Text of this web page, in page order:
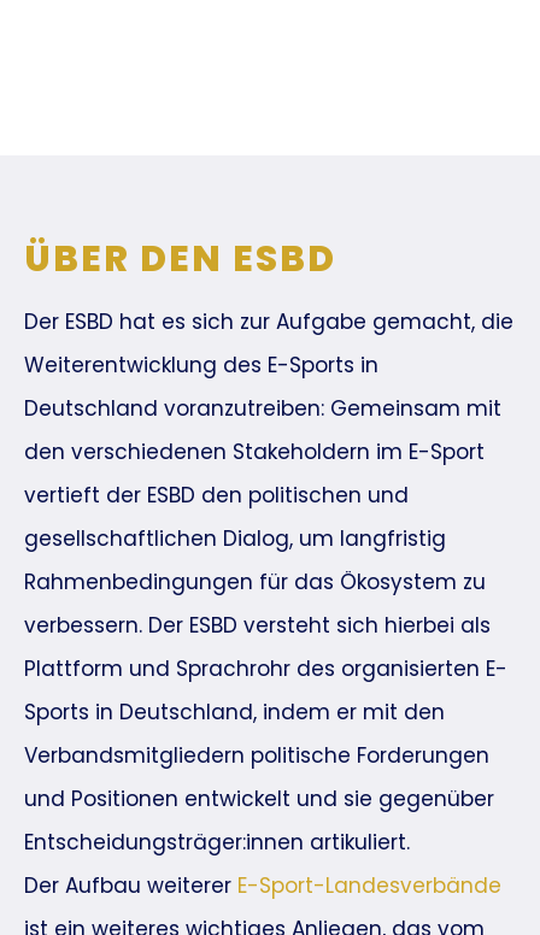
ÜBER DEN ESBD
Der ESBD hat es sich zur Aufgabe gemacht, die
Weiterentwicklung des E-Sports in
Deutschland voranzutreiben: Gemeinsam mit
den verschiedenen Stakeholdern im E-Sport
vertieft der ESBD den politischen und
gesellschaftlichen Dialog, um langfristig
Rahmenbedingungen für das Ökosystem zu
verbessern. Der ESBD versteht sich hierbei als
Plattform und Sprachrohr des organisierten E-
Sports in Deutschland, indem er mit den
Verbandsmitgliedern politische Forderungen
und Positionen entwickelt und sie gegenüber
Entscheidungsträger:innen artikuliert.
Der Aufbau weiterer E-Sport-Landesverbände
ist ein weiteres wichtiges Anliegen, das vom